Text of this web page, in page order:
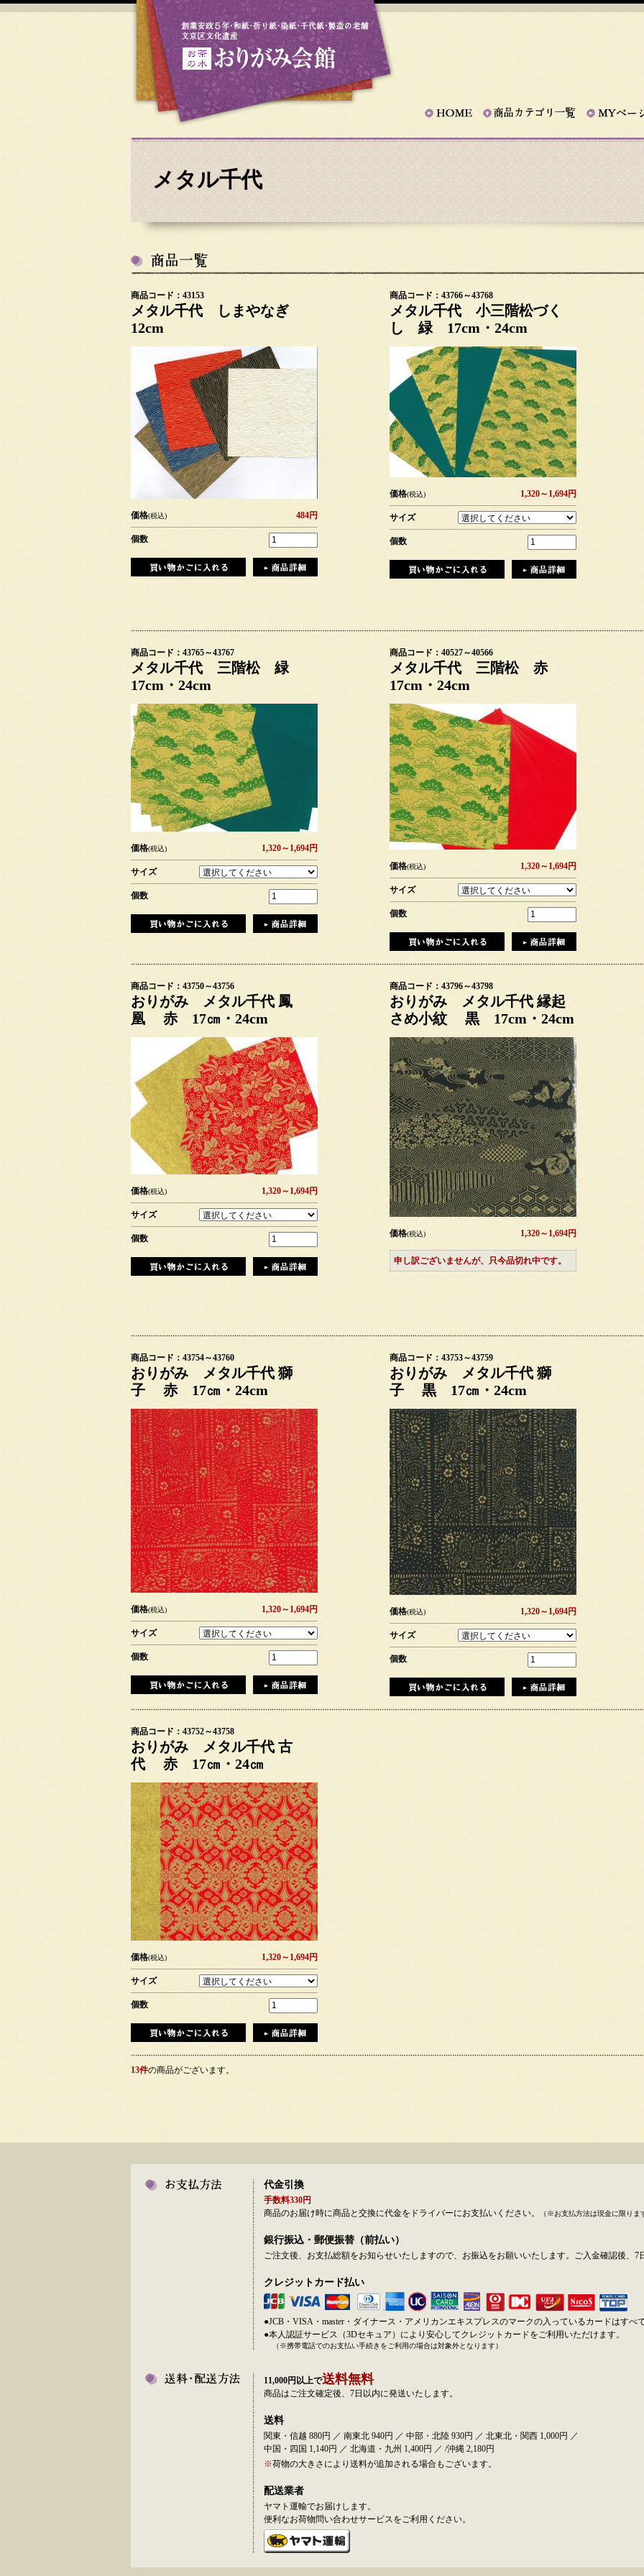
メタル千代
商品コード：43153
メタル千代 しまやなぎ
12cm
価格(税込) 484円
個数
商品コード：43766～43768
メタル千代 小三階松づく
し 緑 17cm・24cm
価格(税込) 1,320～1,694円
サイズ
個数
商品コード：43765～43767
メタル千代 三階松 緑
17cm・24cm
価格(税込) 1,320～1,694円
サイズ
個数
商品コード：40527～40566
メタル千代 三階松 赤
17cm・24cm
価格(税込) 1,320～1,694円
サイズ
個数
商品コード：43750～43756
おりがみ メタル千代 鳳
凰 赤 17㎝・24cm
価格(税込) 1,320～1,694円
サイズ
個数
商品コード：43796～43798
おりがみ メタル千代 縁起
さめ小紋 黒 17cm・24cm
価格(税込) 1,320～1,694円
申し訳ございませんが、只今品切れ中です。
商品コード：43754～43760
おりがみ メタル千代 獅
子 赤 17㎝・24cm
価格(税込) 1,320～1,694円
サイズ
個数
商品コード：43753～43759
おりがみ メタル千代 獅
子 黒 17㎝・24cm
価格(税込) 1,320～1,694円
サイズ
個数
商品コード：43752～43758
おりがみ メタル千代 古
代 赤 17㎝・24㎝
価格(税込) 1,320～1,694円
サイズ
個数
13件の商品がございます。
代金引換
手数料330円
商品のお届け時に商品と交換に代金をドライバーにお支払いください。
（※お支払方法は現金に限りま
銀行振込・郵便振替（前払い）
ご注文後、お支払総額をお知らせいたしますので、お振込をお願いいたします。ご入金確認後、7
クレジットカード払い
●JCB・VISA・master・ダイナース・アメリカンエキスプレスのマークの入っているカードはすべ
●本人認証サービス（3Dセキュア）により安心してクレジットカードをご利用いただけます。
（※携帯電話でのお支払い手続きをご利用の場合は対象外となります）
11,000円以上で送料無料
商品はご注文確定後、7日以内に発送いたします。
送料
関東・信越 880円 ／ 南東北 940円 ／ 中部・北陸 930円 ／ 北東北・関西 1,000円 ／
中国・四国 1,140円 ／ 北海道・九州 1,400円 ／ /沖縄 2,180円
※荷物の大きさにより送料が追加される場合もございます。
配送業者
ヤマト運輸でお届けします。
便利なお荷物問い合わせサービスをご利用ください。